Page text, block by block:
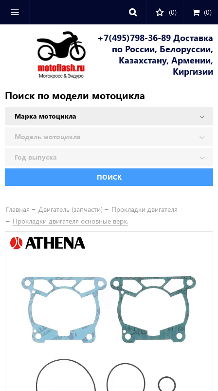
(0) (0)
+7(495)798-36-89 Доставка
по России, Белоруссии,
Казахстану, Армении,
Киргизии
Поиск по модели мотоцикла
ПОИСК
Главная Двигатель (запчасти)
Прокладки двигателя
Прокладки двигателя основные верх.